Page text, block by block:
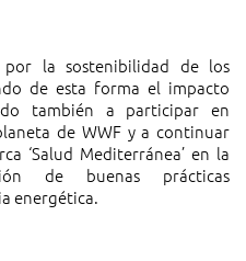
la sostenibilidad de los
de esta forma el impacto
también a participar en
de WWF y a continuar
‘Salud Mediterránea’ en la
de buenas prácticas
energética.